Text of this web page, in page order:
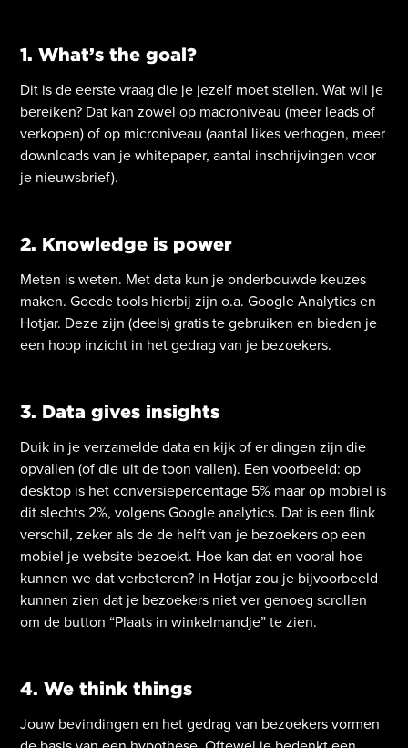
1. What’s the goal?
Dit is de eerste vraag die je jezelf moet stellen. Wat wil je
bereiken? Dat kan zowel op macroniveau (meer leads of
verkopen) of op microniveau (aantal likes verhogen, meer
downloads van je whitepaper, aantal inschrijvingen voor
je nieuwsbrief).
2. Knowledge is power
Meten is weten. Met data kun je onderbouwde keuzes
maken. Goede tools hierbij zijn o.a. Google Analytics en
Hotjar. Deze zijn (deels) gratis te gebruiken en bieden je
een hoop inzicht in het gedrag van je bezoekers.
3. Data gives insights
Duik in je verzamelde data en kijk of er dingen zijn die
opvallen (of die uit de toon vallen). Een voorbeeld: op
desktop is het conversiepercentage 5% maar op mobiel is
dit slechts 2%, volgens Google analytics. Dat is een flink
verschil, zeker als de de helft van je bezoekers op een
mobiel je website bezoekt. Hoe kan dat en vooral hoe
kunnen we dat verbeteren? In Hotjar zou je bijvoorbeeld
kunnen zien dat je bezoekers niet ver genoeg scrollen
om de button “Plaats in winkelmandje” te zien.
4. We think things
Jouw bevindingen en het gedrag van bezoekers vormen